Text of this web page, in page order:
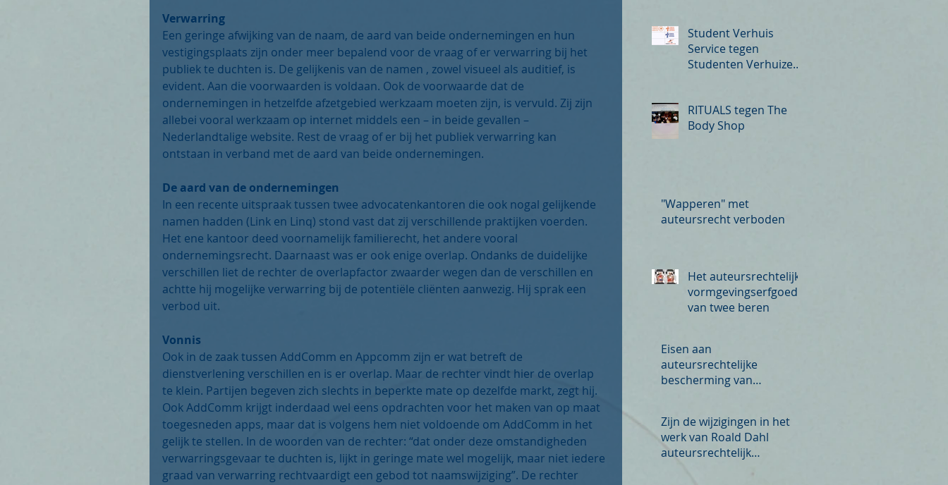
Verwarring
Een geringe afwijking van de naam, de aard van beide ondernemingen en hun
vestigingsplaats zijn onder meer bepalend voor de vraag of er verwarring bij het
publiek te duchten is. De gelijkenis van de namen , zowel visueel als auditief, is
evident. Aan die voorwaarden is voldaan. Ook de voorwaarde dat de
ondernemingen in hetzelfde afzetgebied werkzaam moeten zijn, is vervuld. Zij zijn
allebei vooral werkzaam op internet middels een – in beide gevallen –
Nederlandtalige website. Rest de vraag of er bij het publiek verwarring kan
ontstaan in verband met de aard van beide ondernemingen.
De aard van de ondernemingen
In een recente uitspraak tussen twee advocatenkantoren die ook nogal gelijkende
namen hadden (Link en Linq) stond vast dat zij verschillende praktijken voerden.
Het ene kantoor deed voornamelijk familierecht, het andere vooral
ondernemingsrecht. Daarnaast was er ook enige overlap. Ondanks de duidelijke
verschillen liet de rechter de overlapfactor zwaarder wegen dan de verschillen en
achtte hij mogelijke verwarring bij de potentiële cliënten aanwezig. Hij sprak een
verbod uit.
Vonnis
Ook in de zaak tussen AddComm en Appcomm zijn er wat betreft de
dienstverlening verschillen en is er overlap. Maar de rechter vindt hier de overlap
te klein. Partijen begeven zich slechts in beperkte mate op dezelfde markt, zegt hij.
Ook AddComm krijgt inderdaad wel eens opdrachten voor het maken van op maat
toegesneden apps, maar dat is volgens hem niet voldoende om AddComm in het
gelijk te stellen. In de woorden van de rechter: “dat onder deze omstandigheden
verwarringsgevaar te duchten is, lijkt in geringe mate wel mogelijk, maar niet iedere
graad van verwarring rechtvaardigt een gebod tot naamswijziging”. De rechter
Student Verhuis
Service tegen
Studenten Verhuizers
RITUALS tegen The
Body Shop
"Wapperen" met
auteursrecht verboden
Het auteursrechtelijk
vormgevingserfgoed
van twee beren
Eisen aan
auteursrechtelijke
bescherming van
Zijn de wijzigingen in het
werk van Roald Dahl
auteursrechtelijk